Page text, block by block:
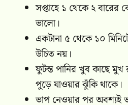
সপ্তাহে ১ থেকে ২ বারের
ভালো।
একটানা ৫ থেকে ১০
উচিত নয়।
ফুটন্ত পানির খুব কাছে মুখ
পুড়ে যাওয়ার ঝুঁকি থাকে।
ভাপ নেওয়ার পর অবশ্যই